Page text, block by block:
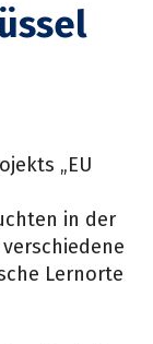
„EU
in der
verschiedene
Lernorte